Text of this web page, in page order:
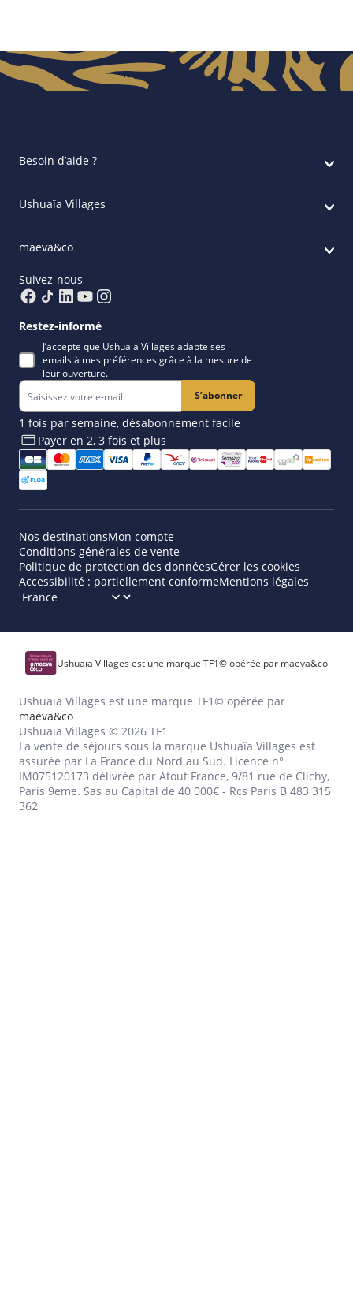
Besoin d’aide ?
Ushuaïa Villages
maeva&co
Suivez-nous
Restez-informé
J’accepte que Ushuaia Villages adapte ses
emails à mes préférences grâce à la mesure de
leur ouverture.
S’abonner
1 fois par semaine, désabonnement facile
Payer en 2, 3 fois et plus​
Nos destinationsMon compte
Conditions générales de vente
Politique de protection des donnéesGérer les cookies
Accessibilité : partiellement conformeMentions légales
Ushuaïa Villages est une marque TF1© opérée par maeva&co
Ushuaïa Villages est une marque TF1© opérée par
maeva&co
Ushuaïa Villages © 2026 TF1
La vente de séjours sous la marque Ushuaïa Villages est
assurée par La France du Nord au Sud. Licence n°
IM075120173 délivrée par Atout France, 9/81 rue de Clichy,
Paris 9eme. Sas au Capital de 40 000€ - Rcs Paris B 483 315
362